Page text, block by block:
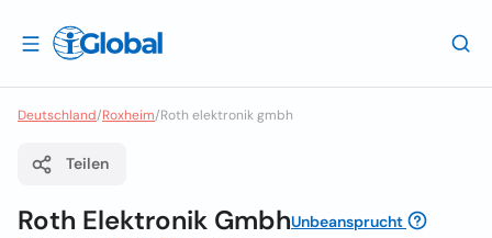
Deutschland/Roxheim/Roth elektronik gmbh
Teilen
Roth Elektronik GmbhUnbeansprucht